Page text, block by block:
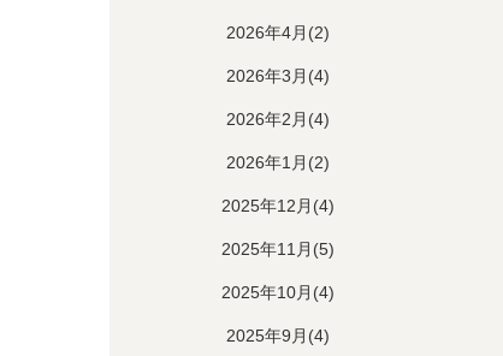
2026年4月(2)
2026年3月(4)
2026年2月(4)
2026年1月(2)
2025年12月(4)
2025年11月(5)
2025年10月(4)
2025年9月(4)